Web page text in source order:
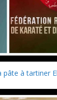
pâte à tartiner